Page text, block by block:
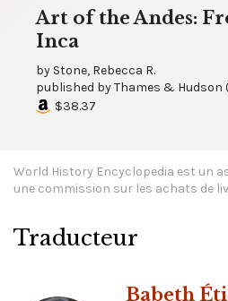
Art of the Andes:
Inca
by Stone, Rebecca R.
published byThames & Hudson
$38.37
World History Encyclopedia est un
une commission sur les achats de
Traducteur
Babeth